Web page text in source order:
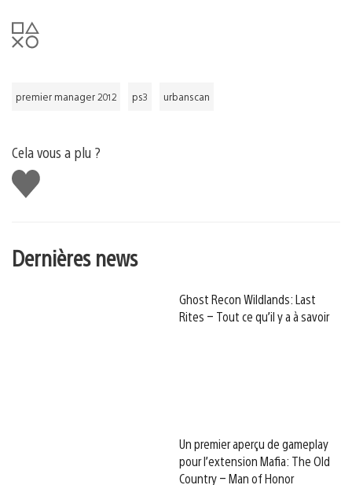
premier manager 2012 ps3 urbanscan
Cela vous a plu ?
J'aime
Dernières news
Ghost Recon Wildlands: Last
Rites – Tout ce qu’il y a à savoir
Un premier aperçu de gameplay
pour l’extension Mafia: The Old
Country – Man of Honor